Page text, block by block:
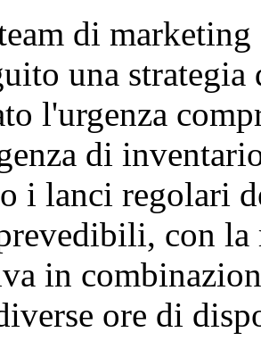
di marketing
una
l'urgenza
di
i lanci regolari
con la
in
ore di